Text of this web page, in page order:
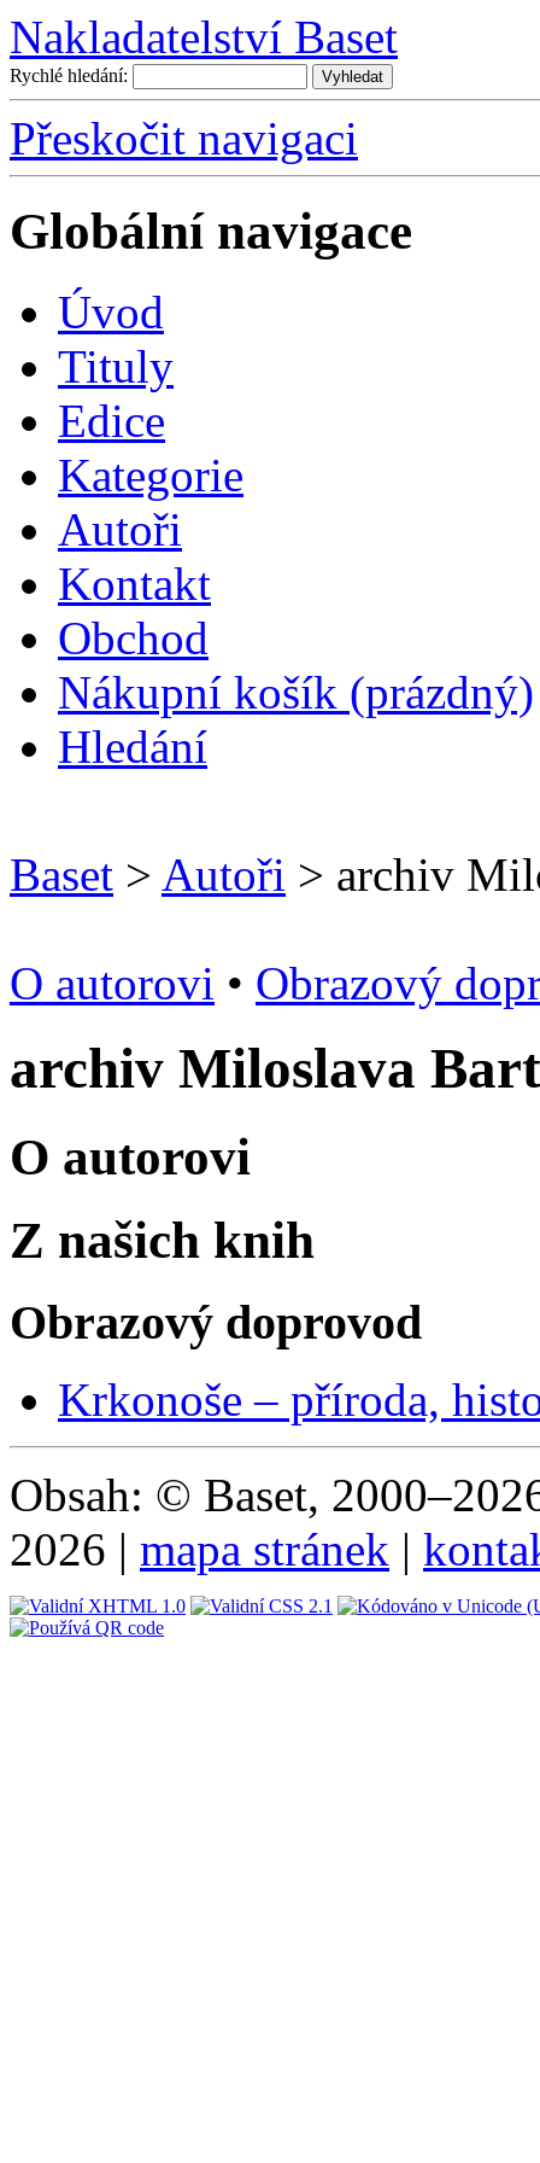
Nakladatelství Baset
Rychlé hledání:
Přeskočit navigaci
Globální navigace
Úvod
Tituly
Edice
Kategorie
Autoři
Kontakt
Obchod
Nákupní košík (prázdný)
Hledání
Baset > Autoři > archiv
O autorovi • Obrazový
archiv Miloslava
O autorovi
Z našich knih
Obrazový doprovod
Krkonoše – příroda,
Obsah: © Baset,
2026 | mapa stránek |